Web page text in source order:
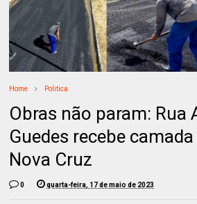
Home Politica
Obras não param: Rua
Guedes recebe
Nova Cruz
0 quarta-feira, 17 de maio de 2023